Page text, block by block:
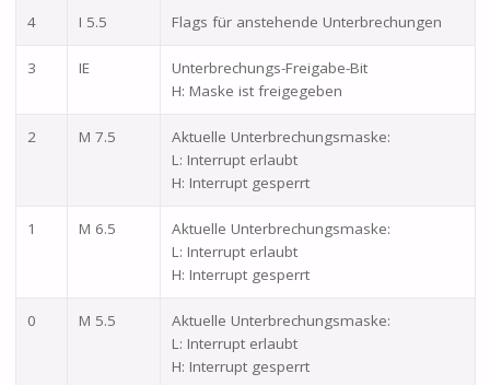
4 I 5.5 Flags für anstehende Unterbrechungen
3 IE
Unterbrechungs-Freigabe-Bit
H: Maske ist freigegeben
2 M 7.5
Aktuelle Unterbrechungsmaske:
L: Interrupt erlaubt
H: Interrupt gesperrt
1 M 6.5
Aktuelle Unterbrechungsmaske:
L: Interrupt erlaubt
H: Interrupt gesperrt
0 M 5.5
Aktuelle Unterbrechungsmaske:
L: Interrupt erlaubt
H: Interrupt gesperrt